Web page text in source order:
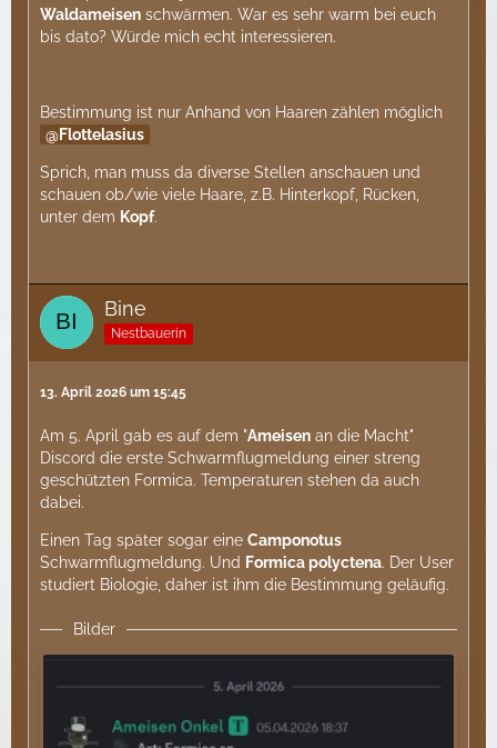
Waldameisen schwärmen. War es sehr warm bei euch
bis dato? Würde mich echt interessieren.
Bestimmung ist nur Anhand von Haaren zählen möglich
Flottelasius
Sprich, man muss da diverse Stellen anschauen und
schauen ob/wie viele Haare, z.B. Hinterkopf, Rücken,
unter dem Kopf.
Bine
Nestbauerin
13. April 2026 um 15:45
Am 5. April gab es auf dem "Ameisen an die Macht"
Discord die erste Schwarmflugmeldung einer streng
geschützten Formica. Temperaturen stehen da auch
dabei.
Einen Tag später sogar eine Camponotus
Schwarmflugmeldung. Und Formica polyctena. Der User
studiert Biologie, daher ist ihm die Bestimmung geläufig.
Bilder